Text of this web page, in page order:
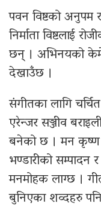
पवन विष्टको अनुपम
निर्माता विष्टलाई
छन् । अभिनयको
देखाउँछ ।
संगीतका लागि
एरेन्जर सञ्जीव
बनेको छ । मन कृष्ण
भण्डारीको
मनमोहक लाग्छ ।
बुनिएका शव्दहरु